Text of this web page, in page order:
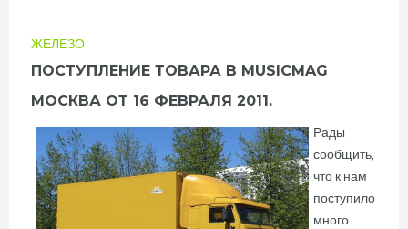
ЖЕЛЕЗО
ПОСТУПЛЕНИЕ ТОВАРА В MUSICMAG
МОСКВА ОТ 16 ФЕВРАЛЯ 2011.
Рады
сообщить,
что к нам
поступило
много